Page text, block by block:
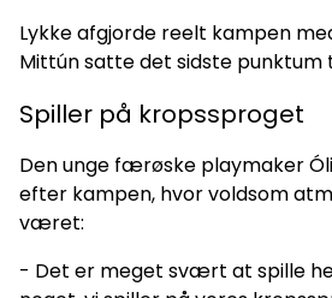
Lykke afgjorde reelt kampen
Mittún satte det sidste punktum
Spiller på kropssproget
Den unge færøske playmaker
efter kampen, hvor voldsom
været:
- Det er meget svært at spille